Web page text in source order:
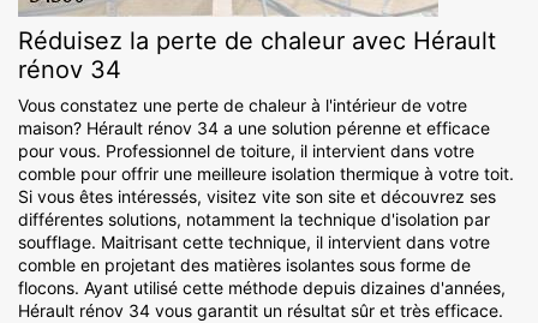
Réduisez la perte de chaleur avec Hérault
rénov 34
Vous constatez une perte de chaleur à l'intérieur de votre
maison? Hérault rénov 34 a une solution pérenne et efficace
pour vous. Professionnel de toiture, il intervient dans votre
comble pour offrir une meilleure isolation thermique à votre toit.
Si vous êtes intéressés, visitez vite son site et découvrez ses
différentes solutions, notamment la technique d'isolation par
soufflage. Maitrisant cette technique, il intervient dans votre
comble en projetant des matières isolantes sous forme de
flocons. Ayant utilisé cette méthode depuis dizaines d'années,
Hérault rénov 34 vous garantit un résultat sûr et très efficace.